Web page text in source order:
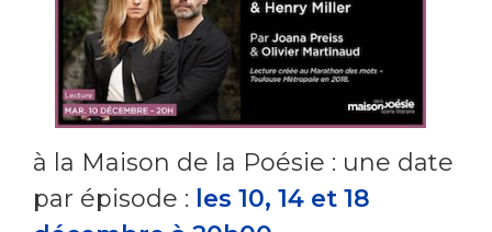
à la Maison de la Poésie : une date
par épisode : les 10, 14 et 18